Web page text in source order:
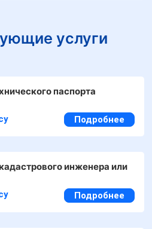
услуги
паспорта
Подробнее
инженера или
Подробнее